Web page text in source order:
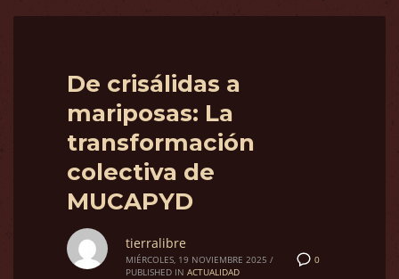
De crisálidas a
mariposas: La
transformación
colectiva de
MUCAPYD
0
tierralibre
MIÉRCOLES, 19 NOVIEMBRE 2025 /
PUBLISHED IN ACTUALIDAD